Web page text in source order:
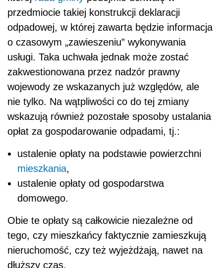
przedmiocie takiej konstrukcji deklaracji
odpadowej, w której zawarta będzie informacja
o czasowym „zawieszeniu” wykonywania
usługi. Taka uchwała jednak może zostać
zakwestionowana przez nadzór prawny
wojewody ze wskazanych już względów, ale
nie tylko. Na wątpliwości co do tej zmiany
wskazują również pozostałe sposoby ustalania
opłat za gospodarowanie odpadami, tj.:
ustalenie opłaty na podstawie powierzchni
mieszkania,
ustalenie opłaty od gospodarstwa
domowego.
Obie te opłaty są całkowicie niezależne od
tego, czy mieszkańcy faktycznie zamieszkują
nieruchomość, czy też wyjeżdżają, nawet na
dłuższy czas.